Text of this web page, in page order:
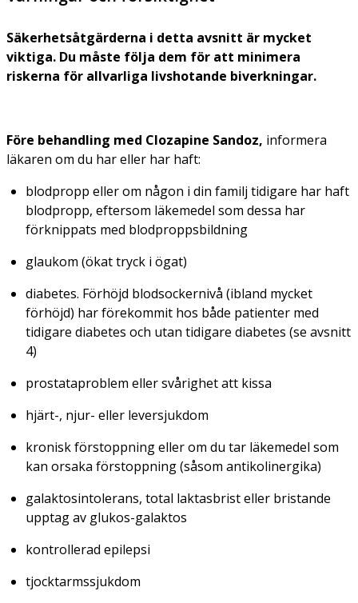
Säkerhetsåtgärderna i detta avsnitt är mycket
viktiga. Du måste följa dem för att minimera
riskerna för allvarliga livshotande biverkningar.
Före behandling med Clozapine Sandoz, informera
läkaren om du har eller har haft:
blodpropp eller om någon i din familj tidigare har haft
blodpropp, eftersom läkemedel som dessa har
förknippats med blodproppsbildning
glaukom (ökat tryck i ögat)
diabetes. Förhöjd blodsockernivå (ibland mycket
förhöjd) har förekommit hos både patienter med
tidigare diabetes och utan tidigare diabetes (se avsnitt
4)
prostataproblem eller svårighet att kissa
hjärt-, njur- eller leversjukdom
kronisk förstoppning eller om du tar läkemedel som
kan orsaka förstoppning (såsom antikolinergika)
galaktosintolerans, total laktasbrist eller bristande
upptag av glukos-galaktos
kontrollerad epilepsi
tjocktarmssjukdom